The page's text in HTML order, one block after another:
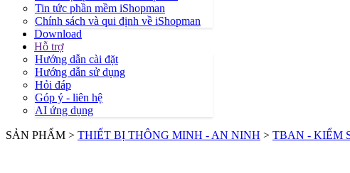
Tin tức phần mềm iShopman
Chính sách và qui định về iShopman
Download
Hỗ trợ
Hướng dẫn cài đặt
Hướng dẫn sử dụng
Hỏi đáp
Góp ý - liên hệ
AI ứng dụng
SẢN PHẨM > THIẾT BỊ THÔNG MINH - AN NINH > TBAN - KIỂM